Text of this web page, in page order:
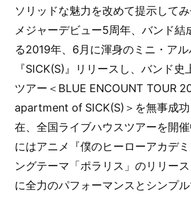
ソリッドな魅力を改めて提示して
メジャーデビュー5周年、バンド結
る2019年、6月に渾身のミニ・アル
『SICK(S)』リリースし、バンド史
ツアー＜BLUE ENCOUNT TOUR
apartment of SICK(S)＞を無事成
在、全国ライブハウスツアーを開
にはアニメ『僕のヒーローアカデ
ングテーマ「ポラリス」のリリー
に全力のパフォーマンスとシンプ